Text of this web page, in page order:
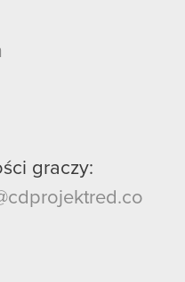
graczy: